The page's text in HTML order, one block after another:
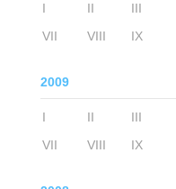
I II III
VII
VIII IX
2009
I II III
VII
VIII IX